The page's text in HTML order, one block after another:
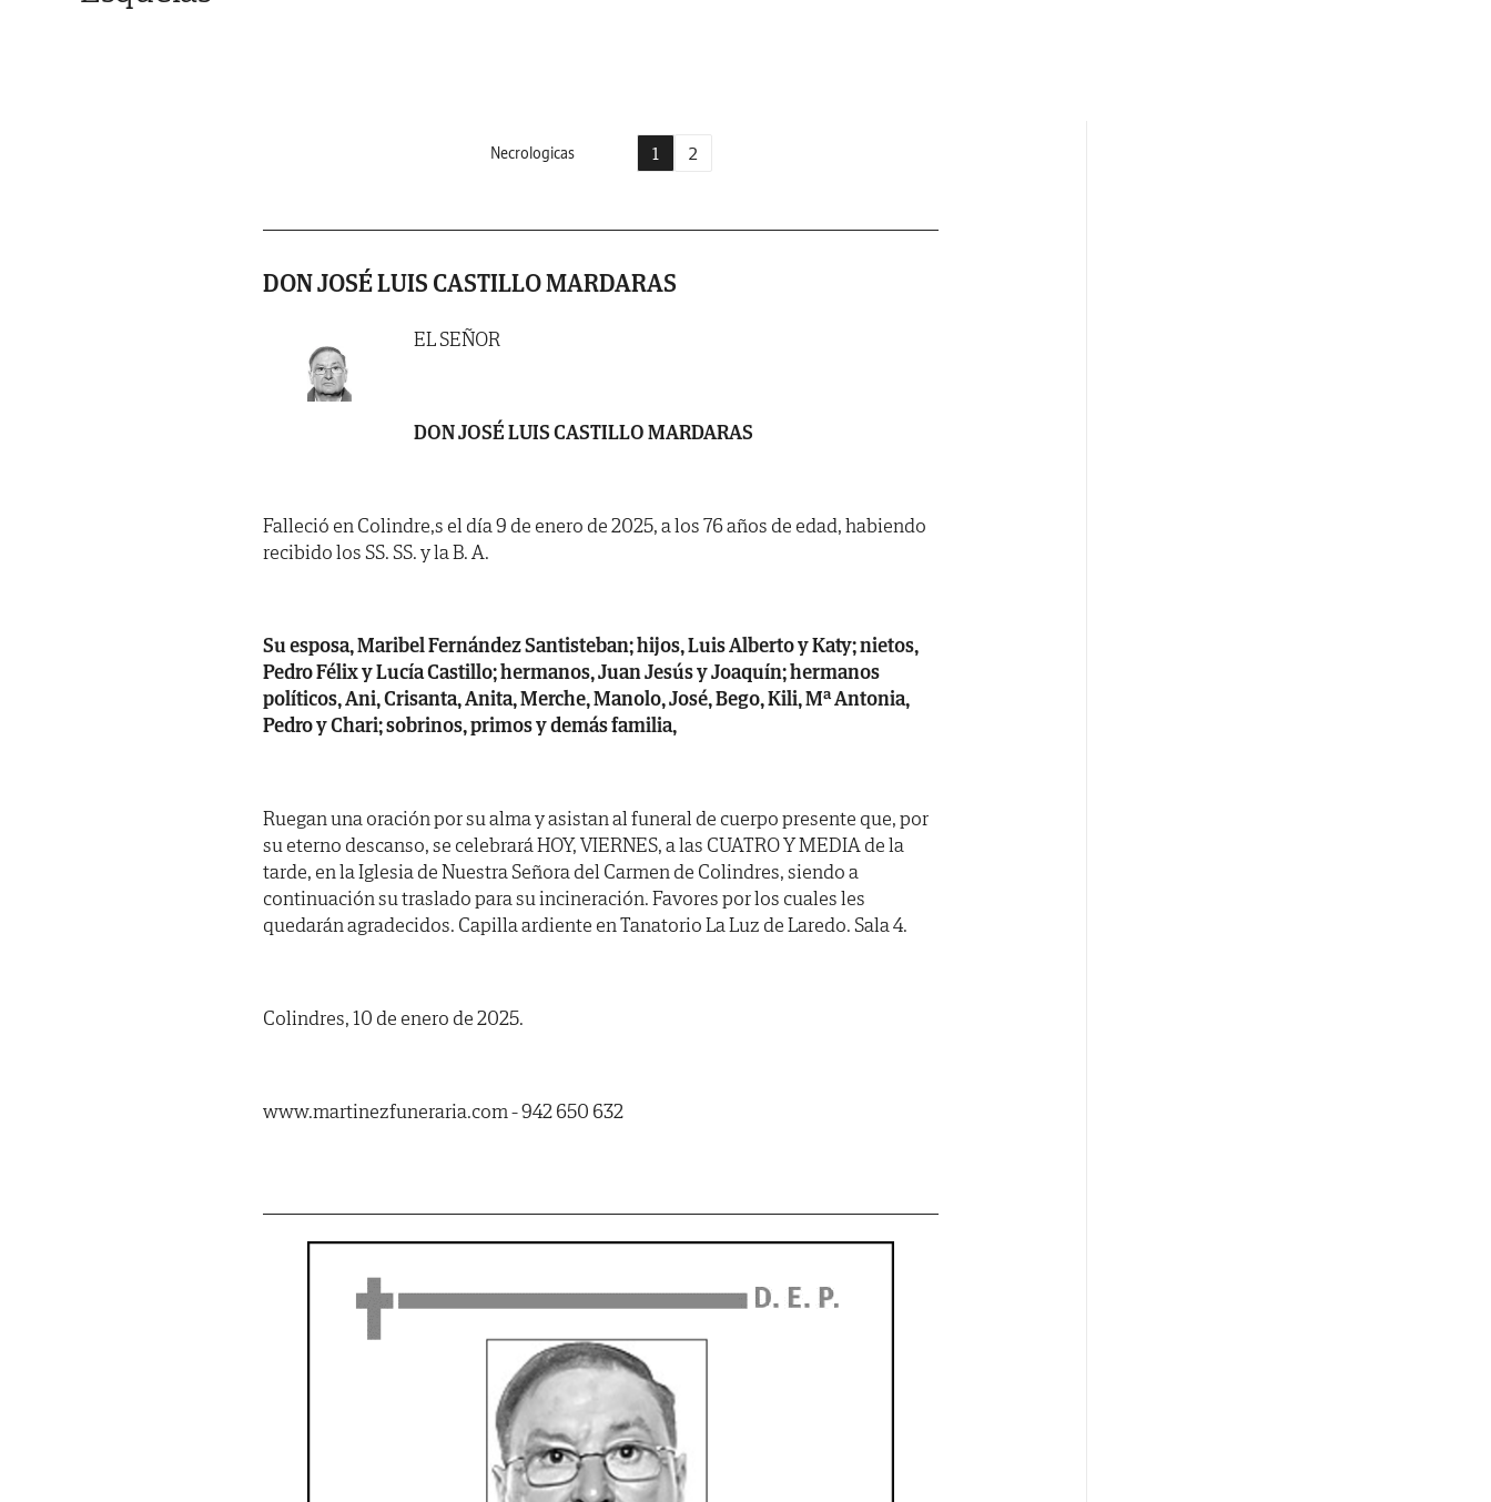
Necrologicas 1 2
DON JOSÉ LUIS CASTILLO MARDARAS
EL SEÑOR
DON JOSÉ LUIS CASTILLO MARDARAS
Falleció en Colindre,s el día 9 de enero de 2025, a los 76 años de edad, habiendo
recibido los SS. SS. y la B. A.
Su esposa, Maribel Fernández Santisteban; hijos, Luis Alberto y Katy; nietos,
Pedro Félix y Lucía Castillo; hermanos, Juan Jesús y Joaquín; hermanos
políticos, Ani, Crisanta, Anita, Merche, Manolo, José, Bego, Kili, Mª Antonia,
Pedro y Chari; sobrinos, primos y demás familia,
Ruegan una oración por su alma y asistan al funeral de cuerpo presente que, por
su eterno descanso, se celebrará HOY, VIERNES, a las CUATRO Y MEDIA de la
tarde, en la Iglesia de Nuestra Señora del Carmen de Colindres, siendo a
continuación su traslado para su incineración. Favores por los cuales les
quedarán agradecidos. Capilla ardiente en Tanatorio La Luz de Laredo. Sala 4.
Colindres, 10 de enero de 2025.
www.martinezfuneraria.com - 942 650 632